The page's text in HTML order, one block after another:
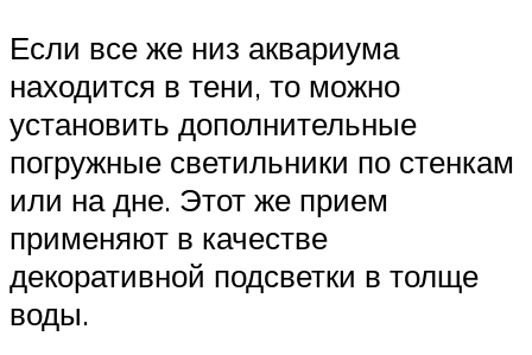
Если все же низ аквариума
находится в тени, то можно
установить дополнительные
погружные светильники по стенкам
или на дне. Этот же прием
применяют в качестве
декоративной подсветки в толще
воды.